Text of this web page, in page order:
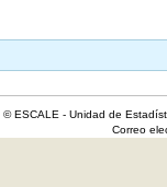
© ESCALE - Unidad de
Correo